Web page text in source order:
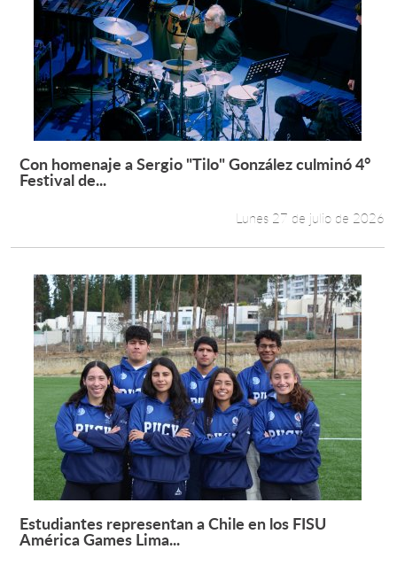
Leer más +
Con homenaje a Sergio "Tilo" González culminó 4°
Festival de...
Lunes 27 de julio de 2026
Leer más +
Estudiantes representan a Chile en los FISU
América Games Lima...